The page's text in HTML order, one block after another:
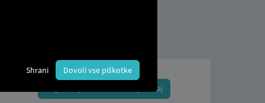
Registrirajte se in rezervirajte zdaj
Shrani Dovoli vse piškotke